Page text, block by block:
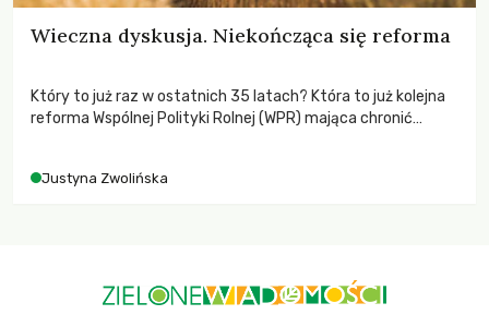
Wieczna dyskusja. Niekończąca się reforma
Który to już raz w ostatnich 35 latach? Która to już kolejna
reforma Wspólnej Polityki Rolnej (WPR) mająca chronić
Justyna Zwolińska